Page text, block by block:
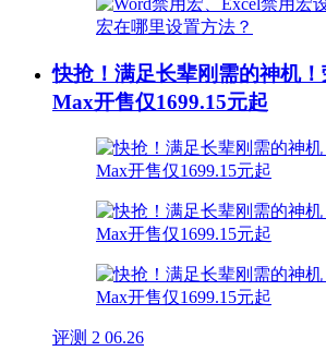
快抢！满足长辈刚需的神机
Max开售仅1699.15元起
评测 2 06.26